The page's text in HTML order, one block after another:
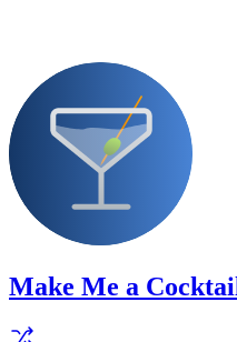
Make Me a